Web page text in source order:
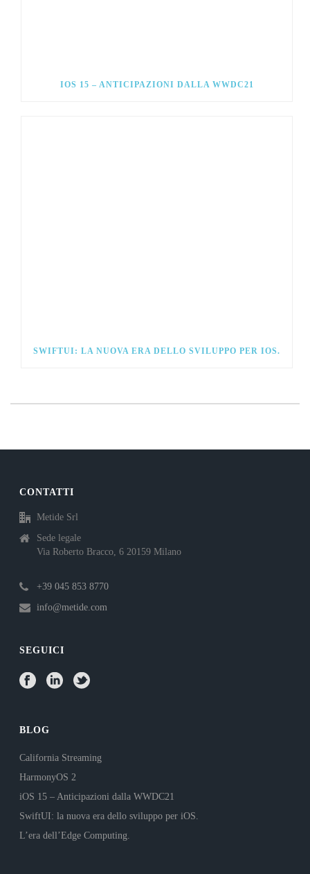
IOS 15 – ANTICIPAZIONI DALLA WWDC21
SWIFTUI: LA NUOVA ERA DELLO SVILUPPO PER IOS.
CONTATTI
Metide Srl
Sede legale
Via Roberto Bracco, 6 20159 Milano
+39 045 853 8770
info@metide.com
SEGUICI
BLOG
California Streaming
HarmonyOS 2
iOS 15 – Anticipazioni dalla WWDC21
SwiftUI: la nuova era dello sviluppo per iOS.
L’era dell’Edge Computing.